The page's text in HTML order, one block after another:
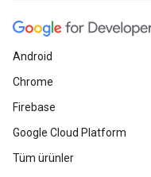
Android
Chrome
Firebase
Google Cloud Platform
Tüm ürünler